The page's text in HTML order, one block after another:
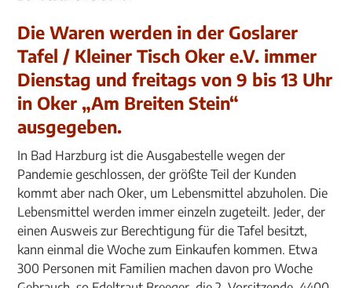
Die Waren werden in der Goslarer
Tafel / Kleiner Tisch Oker e.V. immer
Dienstag und freitags von 9 bis 13 Uhr
in Oker „Am Breiten Stein“
ausgegeben.
In Bad Harzburg ist die Ausgabestelle wegen der
Pandemie geschlossen, der größte Teil der Kunden
kommt aber nach Oker, um Lebensmittel abzuholen. Die
Lebensmittel werden immer einzeln zugeteilt. Jeder, der
einen Ausweis zur Berechtigung für die Tafel besitzt,
kann einmal die Woche zum Einkaufen kommen. Etwa
300 Personen mit Familien machen davon pro Woche